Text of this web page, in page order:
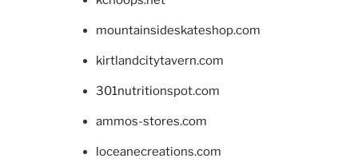
mountainsideskateshop.com
kirtlandcitytavern.com
301nutritionspot.com
ammos-stores.com
loceanecreations.com